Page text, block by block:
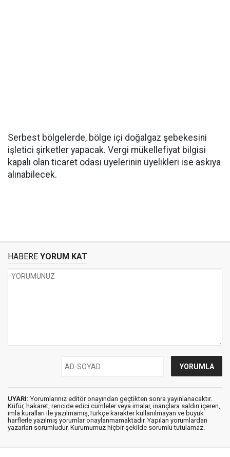
Serbest bölgelerde, bölge içi doğalgaz şebekesini
işletici şirketler yapacak. Vergi mükellefiyat bilgisi
kapalı olan ticaret odası üyelerinin üyelikleri ise askıya
alınabilecek.
HABERE YORUM KAT
UYARI: Yorumlarınız editör onayından geçtikten sonra yayınlanacaktır.
Küfür, hakaret, rencide edici cümleler veya imalar, inançlara saldırı içeren,
imla kuralları ile yazılmamış,Türkçe karakter kullanılmayan ve büyük
harflerle yazılmış yorumlar onaylanmamaktadır. Yapılan yorumlardan
yazarları sorumludur. Kurumumuz hiçbir şekilde sorumlu tutulamaz.